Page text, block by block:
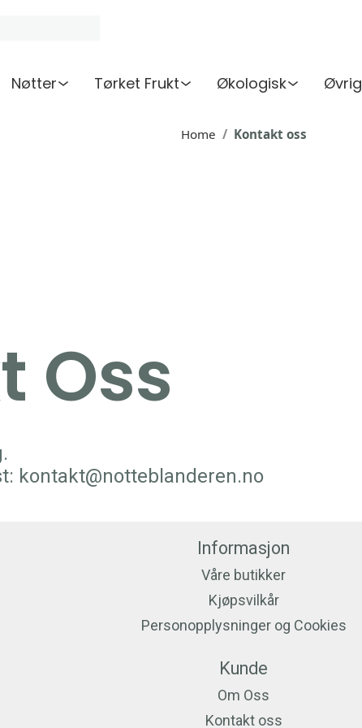
Nøtter Tørket Frukt Økologisk Øvrig
Home Kontakt oss
Oss
kontakt@notteblanderen.no
Informasjon
Våre butikker
Kjøpsvilkår
Personopplysninger og Cookies
Kunde
Om Oss
Kontakt oss